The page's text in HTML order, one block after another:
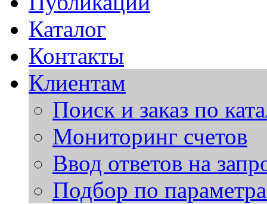
Каталог
Контакты
Клиентам
Поиск и заказ по
Мониторинг счетов
Ввод ответов на
Подбор по